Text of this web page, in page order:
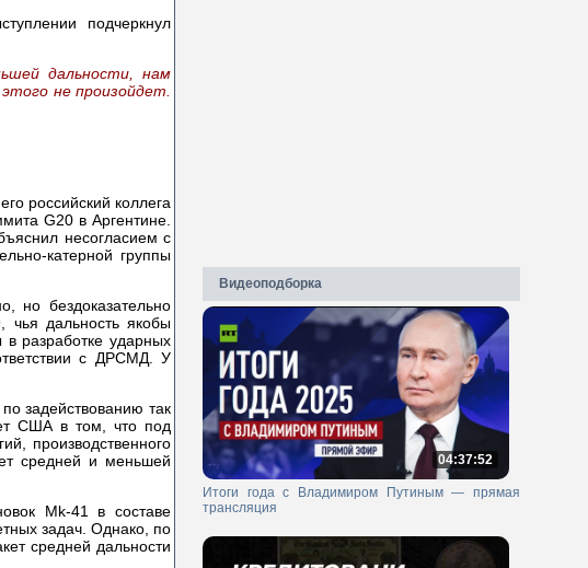
подчеркнул
дальности, нам
не произойдет.
российский коллега
G20 в Аргентине.
несогласием с
катерной группы
но бездоказательно
чья дальность якобы
разработке ударных
с ДРСМД. У
задействованию так
США в том, что под
производственного
средней и меньшей
Мk-41 в составе
задач. Однако, по
средней дальности
Видеоподборка
04:37:52
Итоги года с Владимиром Путиным — прямая
трансляция